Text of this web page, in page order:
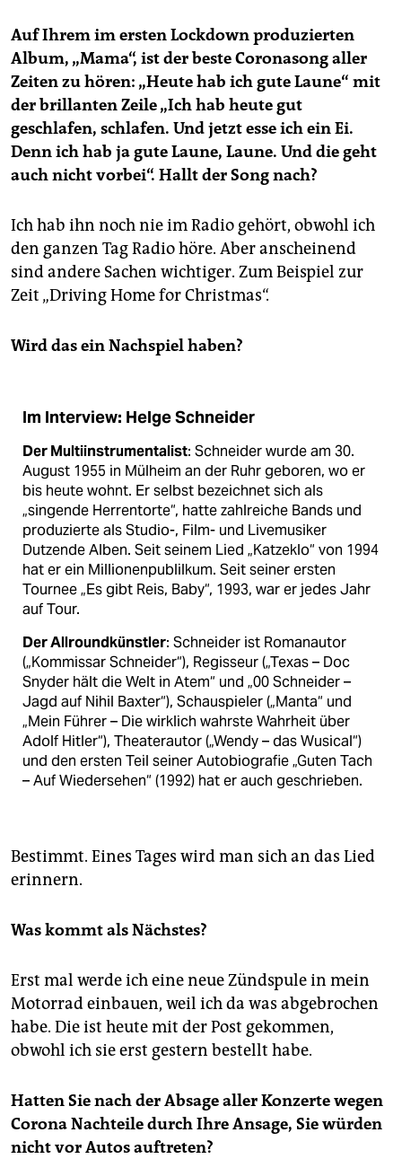
Auf Ihrem im ersten Lockdown produzierten
Album, „Mama“, ist der beste Coronasong aller
Zeiten zu hören: „Heute hab ich gute Laune“ mit
der brillanten Zeile „Ich hab heute gut
geschlafen, schlafen. Und jetzt esse ich ein Ei.
Denn ich hab ja gute Laune, Laune. Und die geht
auch nicht vorbei“. Hallt der Song nach?
Ich hab ihn noch nie im Radio gehört, obwohl ich
den ganzen Tag Radio höre. Aber anscheinend
sind andere Sachen wichtiger. Zum Beispiel zur
Zeit „Driving Home for Christmas“.
Wird das ein Nachspiel haben?
Im Interview: Helge Schneider
Der Multiinstrumentalist: Schneider wurde am 30.
August 1955 in Mülheim an der Ruhr geboren, wo er
bis heute wohnt. Er selbst bezeichnet sich als
„singende Herrentorte“, hatte zahlreiche Bands und
produzierte als Studio-, Film- und Livemusiker
Dutzende Alben. Seit seinem Lied „Katzeklo“ von 1994
hat er ein Millionenpublilkum. Seit seiner ersten
Tournee „Es gibt Reis, Baby“, 1993, war er jedes Jahr
auf Tour.
Der Allroundkünstler: Schneider ist Romanautor
(„Kommissar Schneider“), Regisseur („Texas – Doc
Snyder hält die Welt in Atem“ und „00 Schneider –
Jagd auf Nihil Baxter“), Schauspieler („Manta“ und
„Mein Führer – Die wirklich wahrste Wahrheit über
Adolf Hitler“), Theaterautor („Wendy – das Wusical“)
und den ersten Teil seiner Autobiografie „Guten Tach
– Auf Wiedersehen“ (1992) hat er auch geschrieben.
Bestimmt. Eines Tages wird man sich an das Lied
erinnern.
Was kommt als Nächstes?
Erst mal werde ich eine neue Zündspule in mein
Motorrad einbauen, weil ich da was abgebrochen
habe. Die ist heute mit der Post gekommen,
obwohl ich sie erst gestern bestellt habe.
Hatten Sie nach der Absage aller Konzerte wegen
Corona Nachteile durch Ihre Ansage, Sie würden
nicht vor Autos auftreten?